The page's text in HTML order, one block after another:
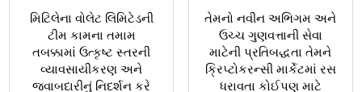
મિટિલેના વોલેટ લિમિટેડની
ટીમ કામના તમામ
તબક્કામાં ઉત્કૃષ્ટ સ્તરની
વ્યાવસાયીકરણ અને
જવાબદારીનું નિદર્શન કરે
તેમનો નવીન અભિગમ અને
ઉચ્ચ ગુણવત્તાની સેવા
માટેની પ્રતિબદ્ધતા તેમને
ક્રિપ્ટોકરન્સી માર્કેટમાં રસ
ધરાવતા કોઈપણ માટે